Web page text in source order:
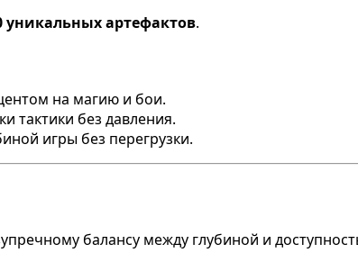
уникальных артефактов.
на магию и бои.
тактики без давления.
игры без перегрузки.
балансу между глубиной и